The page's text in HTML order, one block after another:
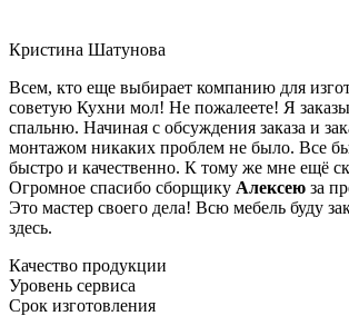
Кристина Шатунова
Всем, кто еще выбирает компанию для
советую Кухни мол! Не пожалеете! Я
спальню. Начиная с обсуждения заказа и
монтажом никаких проблем не было. Все
быстро и качественно. К тому же мне ещё
Огромное спасибо сборщику Алексею за
Это мастер своего дела! Всю мебель буду
здесь.
Качество продукции
Уровень сервиса
Срок изготовления